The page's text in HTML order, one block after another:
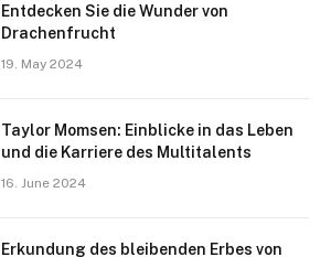
Entdecken Sie die Wunder von
Drachenfrucht
19. May 2024
Taylor Momsen: Einblicke in das Leben
und die Karriere des Multitalents
16. June 2024
Erkundung des bleibenden Erbes von